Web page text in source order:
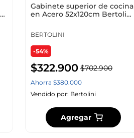
Gabinete superior de cocina
en Acero 52x120cm Bertolini
BERTOLINI
-54%
$322.900 $702.900
Ahorra $380.000
Vendido por: Bertolini
Agregar